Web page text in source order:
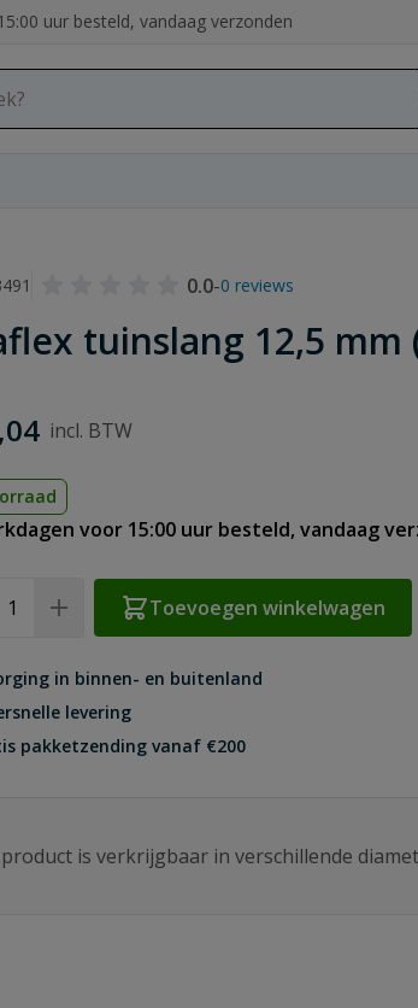
uur besteld, vandaag verzonden
0.0-0 reviews
tuinslang 12,5 mm
voor 15:00 uur besteld, vandaag
Toevoegen winkelwagen
in binnen- en buitenland
levering
pakketzending vanaf €200
is verkrijgbaar in verschillende